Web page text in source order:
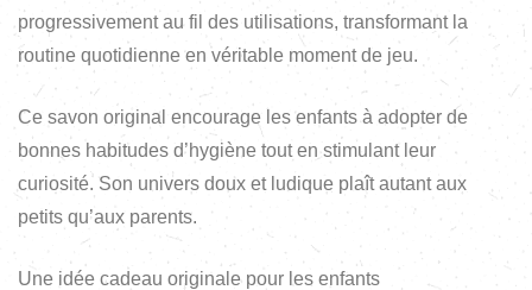
progressivement au fil des utilisations, transformant la
routine quotidienne en véritable moment de jeu.
Ce savon original encourage les enfants à adopter de
bonnes habitudes d’hygiène tout en stimulant leur
curiosité. Son univers doux et ludique plaît autant aux
petits qu’aux parents.
Une idée cadeau originale pour les enfants